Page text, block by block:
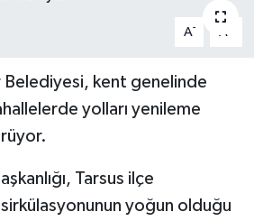
A- A
Belediyesi, kent genelinde
yolları yenileme
Tarsus ilçe
yoğun olduğu